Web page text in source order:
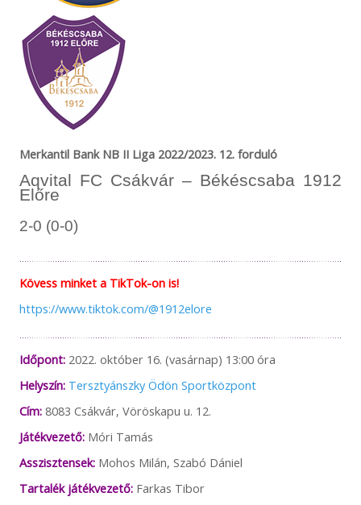
Merkantil Bank NB II Liga 2022/2023. 12. forduló
Aqvital FC Csákvár – Békéscsaba 1912
Előre
2-0 (0-0)
Kövess minket a TikTok-on is!
https://www.tiktok.com/@1912elore
Időpont:2022. október 16. (vasárnap) 13:00 óra
Helyszín: Tersztyánszky Ödön Sportközpont
Cím:8083 Csákvár, Vöröskapu u. 12.
Játékvezető:Móri Tamás
Asszisztensek:Mohos Milán, Szabó Dániel
Tartalék játékvezető:Farkas Tibor